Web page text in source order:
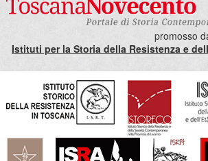
promosso
Istituti per la Storia della Resistenza e